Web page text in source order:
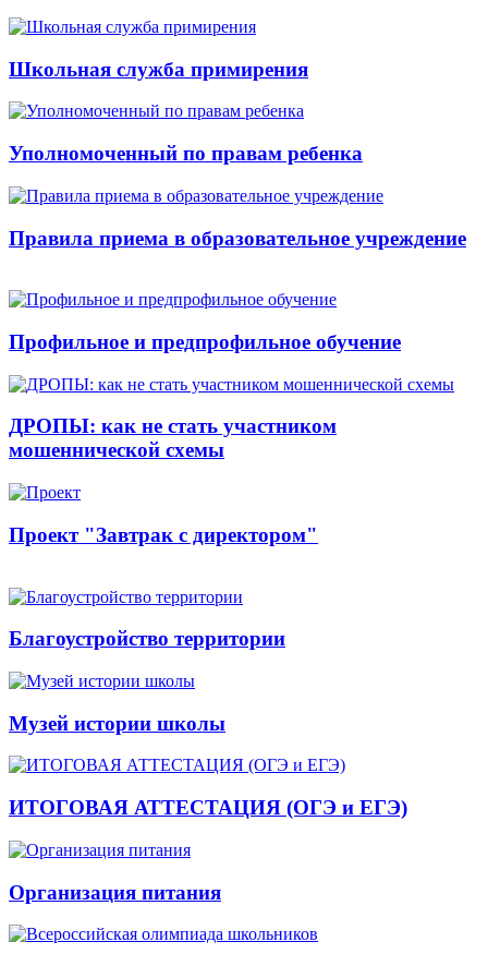
Школьная служба примирения
Уполномоченный по правам ребенка
Правила приема в образовательное учреждение
Профильное и предпрофильное обучение
ДРОПЫ: как не стать участником
мошеннической схемы
Проект "Завтрак с директором"
Благоустройство территории
Музей истории школы
ИТОГОВАЯ АТТЕСТАЦИЯ (ОГЭ и ЕГЭ)
Организация питания